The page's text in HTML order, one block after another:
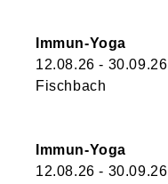
Immun-Yoga
12.08.26 - 30.09.26
Fischbach
Immun-Yoga
12.08.26 - 30.09.26